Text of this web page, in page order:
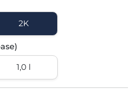
2K
1,0 l